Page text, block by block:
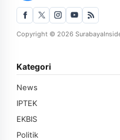
Copyright © 2026
Kategori
News
IPTEK
EKBIS
Politik